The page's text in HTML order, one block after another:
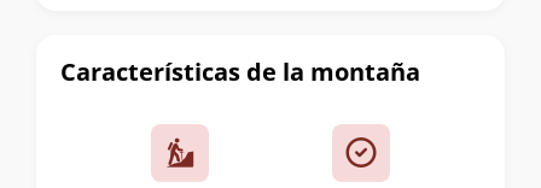
Características de la montaña